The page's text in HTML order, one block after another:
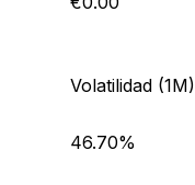
Volatilidad (1M)
46.70%